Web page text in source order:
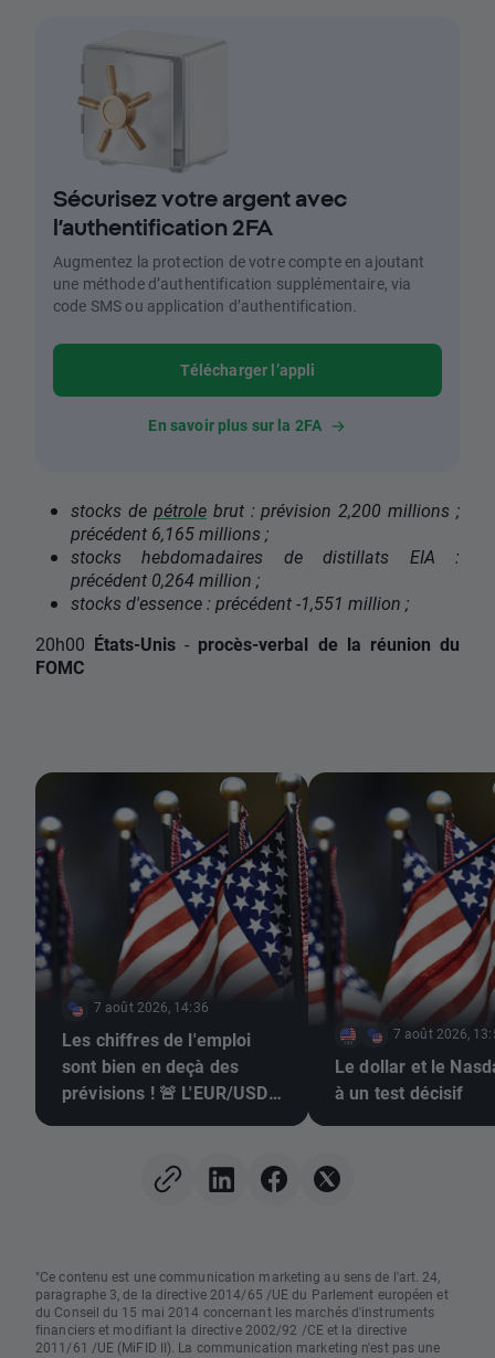
Sécurisez votre argent avec
l’authentification 2FA
Augmentez la protection de votre compte en ajoutant
une méthode d’authentification supplémentaire, via
code SMS ou application d’authentification.
Télécharger l’appli
En savoir plus sur la 2FA
stocks de pétrolebrut : prévision 2,200 millions ;
précédent 6,165 millions ;
stocks hebdomadaires de distillats EIA :
précédent 0,264 million ;
stocks d'essence : précédent -1,551 million ;
20h00 États-Unis - procès-verbal de la réunion du
FOMC
7 août 2026, 14:36
Les chiffres de l'emploi
sont bien en deçà des
prévisions ! 🚨 L'EUR/USD
7 août 2026,
Le dollar et le
à un test décisif
"Ce contenu est une communication marketing au sens de l'art. 24,
paragraphe 3, de la directive 2014/65 /UE du Parlement européen et
du Conseil du 15 mai 2014 concernant les marchés d'instruments
financiers et modifiant la directive 2002/92 /CE et la directive
2011/61 /UE (MiFID II). La communication marketing n'est pas une